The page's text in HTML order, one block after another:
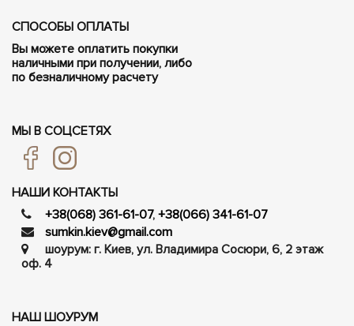
СПОСОБЫ ОПЛАТЫ
Вы можете оплатить покупки
наличными при получении, либо
по безналичному расчету
МЫ В СОЦСЕТЯХ
НАШИ КОНТАКТЫ
+38(068) 361-61-07, +38(066) 341-61-07
sumkin.kiev@gmail.com
шоурум: г. Киев, ул. Владимира Сосюри, ​​6, 2 этаж
оф. 4
НАШ ШОУРУМ